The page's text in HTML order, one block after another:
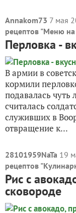
Annakom73 7 мая
рецептов "Меню на
Перловка -
В армии в
кормили
подавалась
считалась
служивших в
отвращение к...
28101959NaTa 19
рецептов
Рис с
сковороде